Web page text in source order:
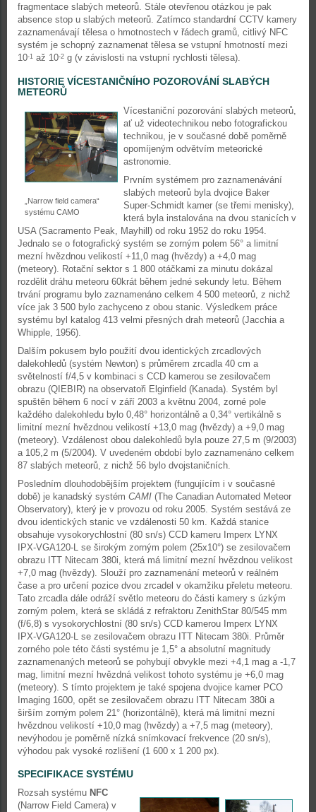
fragmentace slabých meteorů. Stále otevřenou otázkou je pak
absence stop u slabých meteorů. Zatímco standardní CCTV kamery
zaznamenávají tělesa o hmotnostech v řádech gramů, citlivý NFC
systém je schopný zaznamenat tělesa se vstupní hmotností mezi
10-1 až 10-2 g (v závislosti na vstupní rychlosti tělesa).
HISTORIE VÍCESTANIČNÍHO POZOROVÁNÍ SLABÝCH
METEORŮ
„Narrow field camera“
systému CAMO
Vícestaniční pozorování slabých meteorů,
ať už videotechnikou nebo fotografickou
technikou, je v současné době poměrně
opomíjeným odvětvím meteorické
astronomie.
Prvním systémem pro zaznamenávání
slabých meteorů byla dvojice Baker
Super-Schmidt kamer (se třemi menisky),
která byla instalována na dvou stanicích v
USA (Sacramento Peak, Mayhill) od roku 1952 do roku 1954.
Jednalo se o fotografický systém se zorným polem 56° a limitní
mezní hvězdnou velikostí +11,0 mag (hvězdy) a +4,0 mag
(meteory). Rotační sektor s 1 800 otáčkami za minutu dokázal
rozdělit dráhu meteoru 60krát během jedné sekundy letu. Během
trvání programu bylo zaznamenáno celkem 4 500 meteorů, z nichž
více jak 3 500 bylo zachyceno z obou stanic. Výsledkem práce
systému byl katalog 413 velmi přesných drah meteorů (Jacchia a
Whipple, 1956).
Dalším pokusem bylo použití dvou identických zrcadlových
dalekohledů (systém Newton) s průměrem zrcadla 40 cm a
světelností f/4,5 v kombinaci s CCD kamerou se zesilovačem
obrazu (QIEBIR) na observatoři Elginfield (Kanada). Systém byl
spuštěn během 6 nocí v září 2003 a květnu 2004, zorné pole
každého dalekohledu bylo 0,48° horizontálně a 0,34° vertikálně s
limitní mezní hvězdnou velikostí +13,0 mag (hvězdy) a +9,0 mag
(meteory). Vzdálenost obou dalekohledů byla pouze 27,5 m (9/2003)
a 105,2 m (5/2004). V uvedeném období bylo zaznamenáno celkem
87 slabých meteorů, z nichž 56 bylo dvojstaničních.
Posledním dlouhodobějším projektem (fungujícím i v současné
době) je kanadský systém CAMI (The Canadian Automated Meteor
Observatory), který je v provozu od roku 2005. Systém sestává ze
dvou identických stanic ve vzdálenosti 50 km. Každá stanice
obsahuje vysokorychlostní (80 sn/s) CCD kameru Imperx LYNX
IPX-VGA120-L se širokým zorným polem (25x10°) se zesilovačem
obrazu ITT Nitecam 380i, která má limitní mezní hvězdnou velikost
+7,0 mag (hvězdy). Slouží pro zaznamenání meteorů v reálném
čase a pro určení pozice dvou zrcadel v okamžiku přeletu meteoru.
Tato zrcadla dále odráží světlo meteoru do části kamery s úzkým
zorným polem, která se skládá z refraktoru ZenithStar 80/545 mm
(f/6,8) s vysokorychlostní (80 sn/s) CCD kamerou Imperx LYNX
IPX-VGA120-L se zesilovačem obrazu ITT Nitecam 380i. Průměr
zorného pole této části systému je 1,5° a absolutní magnitudy
zaznamenaných meteorů se pohybují obvykle mezi +4,1 mag a -1,7
mag, limitní mezní hvězdná velikost tohoto systému je +6,0 mag
(meteory). S tímto projektem je také spojena dvojice kamer PCO
Imaging 1600, opět se zesilovačem obrazu ITT Nitecam 380i a
širším zorným polem 21° (horizontálně), která má limitní mezní
hvězdnou velikostí +10,0 mag (hvězdy) a +7,5 mag (meteory),
nevýhodou je poměrně nízká snímkovací frekvence (20 sn/s),
výhodou pak vysoké rozlišení (1 600 x 1 200 px).
SPECIFIKACE SYSTÉMU
Rozsah systému NFC
(Narrow Field Camera) v